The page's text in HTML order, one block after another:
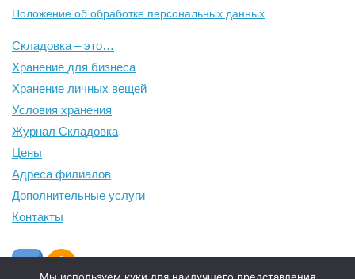
Положение об обработке персональных данных
Складовка – это…
Хранение для бизнеса
Хранение личных вещей
Условия хранения
Журнал Складовка
Цены
Адреса филиалов
Дополнительные услуги
Контакты